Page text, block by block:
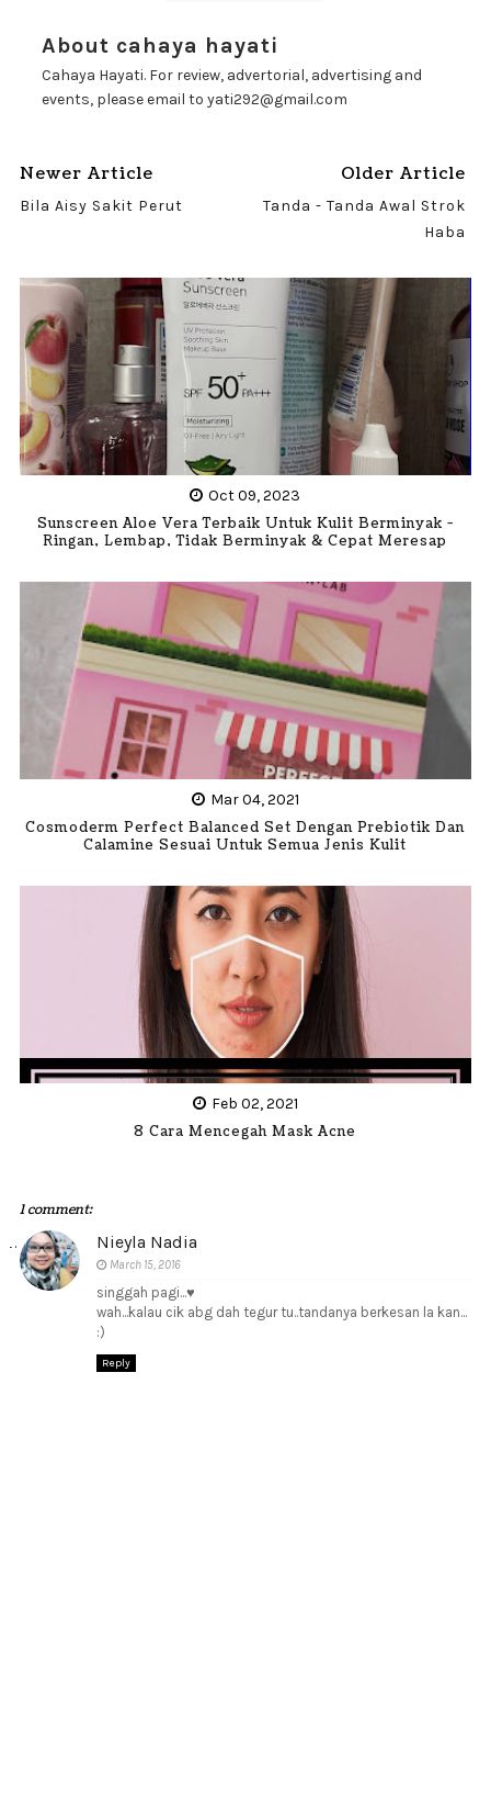
About cahaya hayati
Cahaya Hayati. For review, advertorial, advertising and
events, please email to yati292@gmail.com
Newer Article
Bila Aisy Sakit Perut
Older Article
Tanda - Tanda Awal Strok
Haba
Oct 09, 2023
Sunscreen Aloe Vera Terbaik Untuk Kulit Berminyak -
Ringan, Lembap, Tidak Berminyak & Cepat Meresap
Mar 04, 2021
Cosmoderm Perfect Balanced Set Dengan Prebiotik Dan
Calamine Sesuai Untuk Semua Jenis Kulit
Feb 02, 2021
8 Cara Mencegah Mask Acne
1 comment:
Nieyla Nadia
March 15, 2016
singgah pagi...♥
wah...kalau cik abg dah tegur tu..tandanya berkesan la kan...
:)
Reply